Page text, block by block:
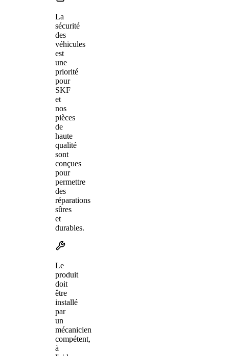
La
sécurité
des
véhicules
est
une
priorité
pour
SKF
et
nos
pièces
de
haute
qualité
sont
conçues
pour
permettre
des
réparations
sûres
et
durables.
Le
produit
doit
être
installé
par
un
mécanicien
compétent,
à